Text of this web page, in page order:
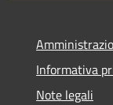
Informativa
Note legali